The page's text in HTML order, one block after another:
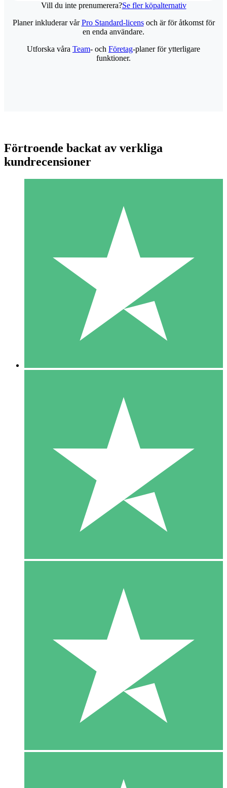
Vill du inte prenumerera?Se fler köpalternativ
Individuella Kreditpaket
Betala per användning med nedladdningskrediter. Inget
1 Nedladdningar
10 00
10 Nedladdningar
20 00
Planer inkluderar vårPro Standard-licensoch är för åtkomst för
en enda användare.
Utforska våra Team- och Företag-planer för ytterligare
funktioner.
Förtroende backat av verkliga
kundrecensioner